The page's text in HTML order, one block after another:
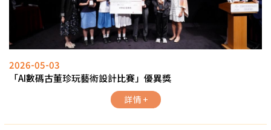
2026-05-03
「AI數碼古董珍玩藝術設計比賽」優異獎
詳情 +